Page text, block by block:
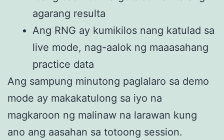
agarang resulta
Ang RNG ay kumikilos nang katulad sa
live mode, nag-aalok ng maaasahang
practice data
Ang sampung minutong paglalaro sa demo
mode ay makakatulong sa iyo na
magkaroon ng malinaw na larawan kung
ano ang aasahan sa totoong session.